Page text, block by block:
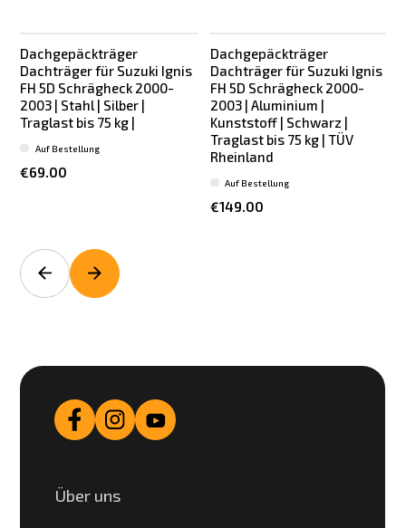
Dachgepäckträger
Dachträger für Suzuki Ignis
FH 5D Schrägheck 2000-
2003 | Stahl | Silber |
Traglast bis 75 kg |
€69.00
Auf Bestellung
Dachgepäckträger
Dachträger für Suzuki Ignis
FH 5D Schrägheck 2000-
2003 | Aluminium |
Kunststoff | Schwarz |
Traglast bis 75 kg | TÜV
Rheinland
€149.00
Auf Bestellung
Über uns